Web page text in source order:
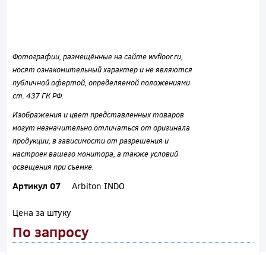
Фотографии, размещённые на сайте wvfloor.ru,
носят ознакомительный характер и не являются
публичной офертой, определяемой положениями
ст. 437 ГК РФ.
Изображения и цвет представленных товаров
могут незначительно отличаться от оригинала
продукции, в зависимости от разрешения и
настроек вашего монитора, а также условий
освещения при съемке.
Артикул 07 Arbiton INDO
Цена за штуку
По запросу